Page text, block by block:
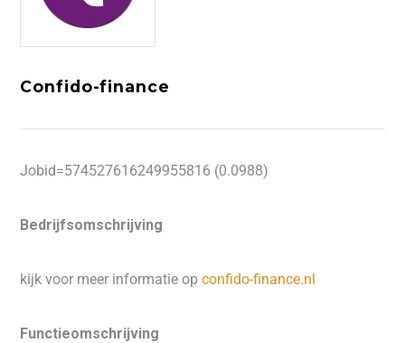
Confido-finance
Jobid=574527616249955816 (0.0988)
Bedrijfsomschrijving
kijk voor meer informatie opconfido-finance.nl
Functieomschrijving